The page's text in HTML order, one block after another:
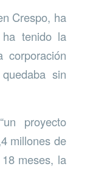
Crespo, ha
tenido la
sin
proyecto
millones de
meses, la